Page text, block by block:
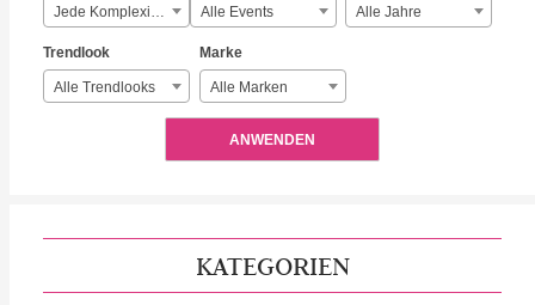
Jede Komplexität Alle Events Alle Jahre
Trendlook
Alle Trendlooks
Marke
Alle Marken
ANWENDEN
KATEGORIEN